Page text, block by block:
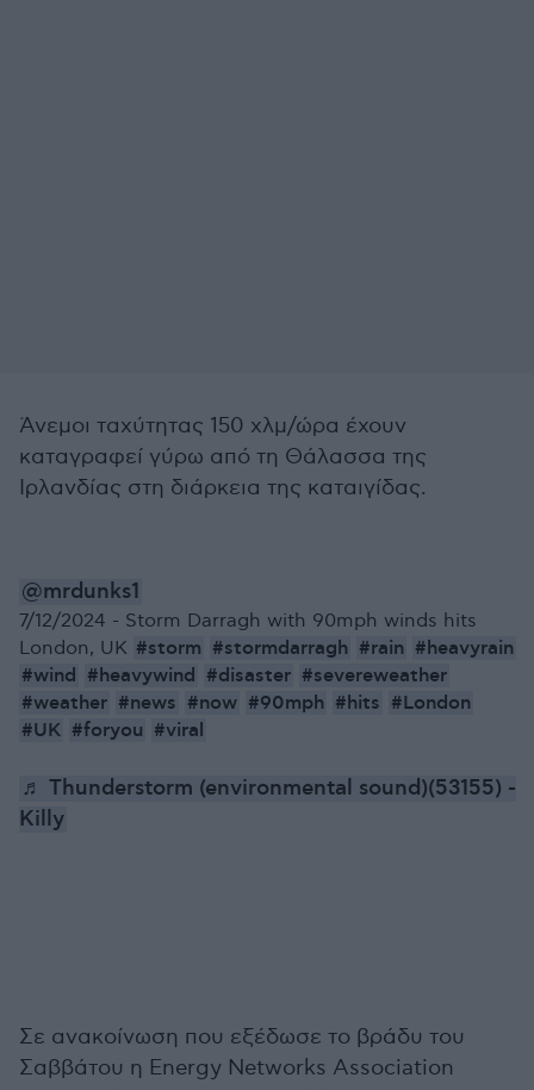
Άνεμοι ταχύτητας 150 χλμ/ώρα έχουν
καταγραφεί γύρω από τη Θάλασσα της
Ιρλανδίας στη διάρκεια της καταιγίδας.
@mrdunks1
7/12/2024 - Storm Darragh with 90mph winds hits
London, UK #storm #stormdarragh #rain #heavyrain
#wind #heavywind #disaster #severeweather
#weather #news #now #90mph #hits #London
#UK #foryou #viral
♬ Thunderstorm (environmental sound)(53155) -
Killy
Σε ανακοίνωση που εξέδωσε το βράδυ του
Σαββάτου η Energy Networks Association